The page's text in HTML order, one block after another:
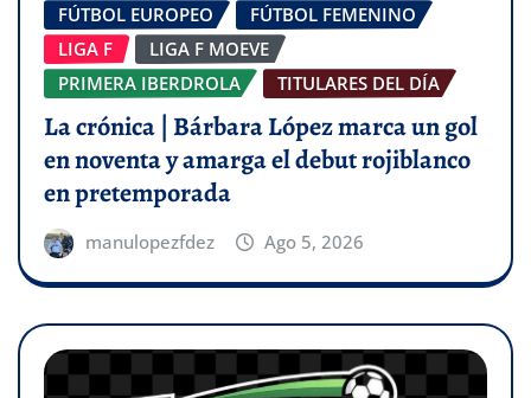
FÚTBOL EUROPEO
FÚTBOL FEMENINO
LIGA F
LIGA F MOEVE
PRIMERA IBERDROLA
TITULARES DEL DÍA
La crónica | Bárbara López marca un gol
en noventa y amarga el debut rojiblanco
en pretemporada
manulopezfdez Ago 5, 2026